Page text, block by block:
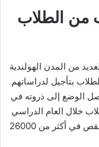
من الطلاب
من المدن الهولندية
بتأجيل لدراساتهم
الوضع إلى ذروته في
خلال العام الدراسي
دون سكن وكشفت الأرقام أن هولندا تواجه نقص في أكثر من 26000